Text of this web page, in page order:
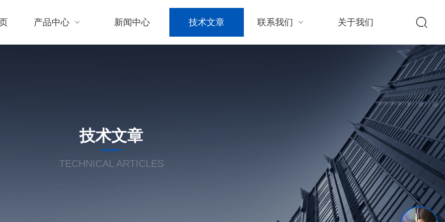
产品中心 新闻中心 技术文章 联系我们 关于我们
技术文章
TECHNICAL ARTICLES